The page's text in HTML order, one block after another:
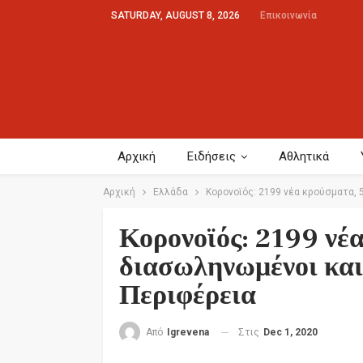
SATURDAY, AUGUST 8, 2026 Επικοινωνία
Αρχική Ειδήσεις Αθλητικά
Αρχική Ελλάδα Κορονοϊός: 2199 νέα κρούσματα,
Κορονοϊός: 2199
διασωληνωμένοι
Περιφέρεια
Από Igrevena Στις Dec 1, 2020